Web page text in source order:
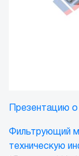
Презентацию о
Фильтрующий
техническую